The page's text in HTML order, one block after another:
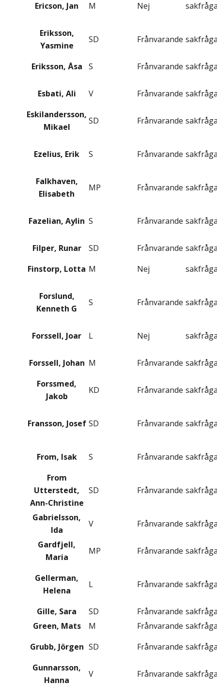
Ericson, Jan M Nej
Eriksson,
Yasmine
SD Frånvarande
Eriksson, Åsa S Frånvarande
Esbati, Ali V Frånvarande
Eskilandersson,
Mikael
SD Frånvarande
Ezelius, Erik S Frånvarande
Falkhaven,
Elisabeth
MP Frånvarande
Fazelian, Aylin S Frånvarande
Filper, Runar SD Frånvarande
Finstorp, Lotta M Nej
Forslund,
Kenneth G
S Frånvarande
Forssell, Joar L Nej
Forssell, Johan M Frånvarande
Forssmed,
Jakob
KD Frånvarande
Fransson, Josef SD Frånvarande
From, Isak S Frånvarande
From
Utterstedt,
Ann-Christine
SD Frånvarande
Gabrielsson,
Ida
V Frånvarande
Gardfjell,
Maria
MP Frånvarande
Gellerman,
Helena
L Frånvarande
Gille, Sara SD Frånvarande
Green, Mats
M Frånvarande
Grubb, Jörgen SD Frånvarande
Gunnarsson,
Hanna
V Frånvarande